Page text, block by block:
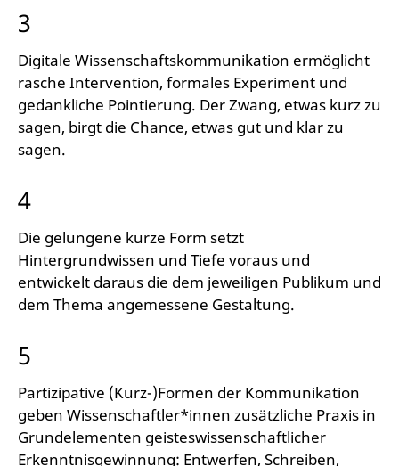
3
Digitale Wissenschaftskommunikation ermöglicht
rasche Intervention, formales Experiment und
gedankliche Pointierung. Der Zwang, etwas kurz zu
sagen, birgt die Chance, etwas gut und klar zu
sagen.
4
Die gelungene kurze Form setzt
Hintergrundwissen und Tiefe voraus und
entwickelt daraus die dem jeweiligen Publikum und
dem Thema angemessene Gestaltung.
5
Partizipative (Kurz-)Formen der Kommunikation
geben Wissenschaftler*innen zusätzliche Praxis in
Grundelementen geisteswissenschaftlicher
Erkenntnisgewinnung: Entwerfen, Schreiben,